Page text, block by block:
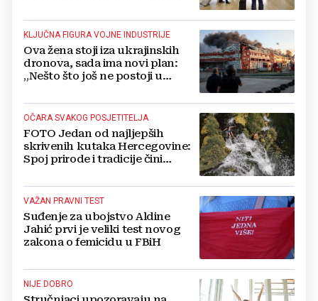
KLJUČNA FIGURA VOJNE INDUSTRIJE
Ova žena stoji iza ukrajinskih
dronova, sada ima novi plan:
„Nešto što još ne postoji u
OČARA SVAKOG POSJETITELJA
FOTO Jedan od najljepših
skrivenih kutaka Hercegovine:
Spoj prirode i tradicije čini
destinacijom
VAŽAN PRAVNI TEST
Suđenje za ubojstvo Aldine
Jahić prvi je veliki test novog
zakona o femicidu u FBiH
NIJE DOBRO